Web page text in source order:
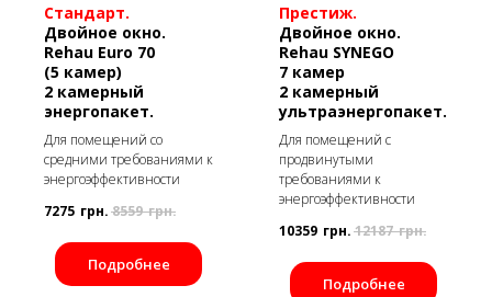
Стандарт.
Двойное окно.
Rehau Euro 70
(5 камер)
2 камерный
энергопакет.
Для помещений со
средними требованиями к
энергоэффективности
7275 грн. 8559 грн.
Подробнее
Престиж.
Двойное окно.
Rehau SYNEGO
7 камер
2 камерный
ультраэнергопакет.
Для помещений с
продвинутыми
требованиями к
энергоэффективности
10359 грн. 12187 грн.
Подробнее